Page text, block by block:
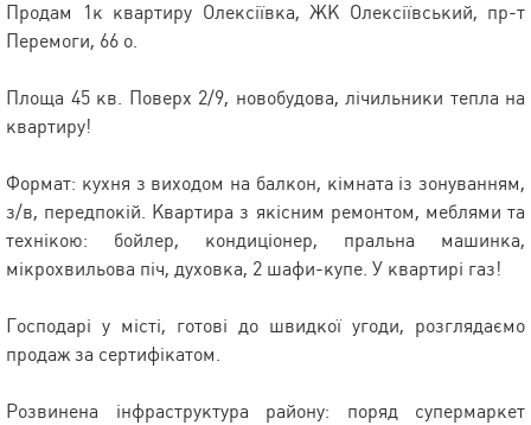
Продам 1к квартиру Олексіївка, ЖК Олексіївський, пр-т
Перемоги, 66 о.
Площа 45 кв. Поверх 2/9, новобудова, лічильники тепла на
квартиру!
Формат: кухня з виходом на балкон, кімната із зонуванням,
з/в, передпокій. Квартира з якісним ремонтом, меблями та
технікою: бойлер, кондиціонер, пральна машинка,
мікрохвильова піч, духовка, 2 шафи-купе. У квартирі газ!
Господарі у місті, готові до швидкої угоди, розглядаємо
продаж за сертифікатом.
Розвинена інфраструктура району: поряд супермаркет